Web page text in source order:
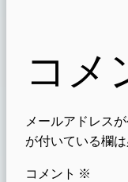
コメ
メールアドレス
が付いている欄
コメント ※